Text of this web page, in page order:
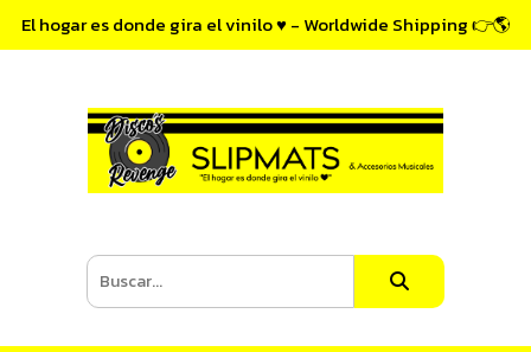
El hogar es donde gira el vinilo ♥ - Worldwide Shipping 👉🌎